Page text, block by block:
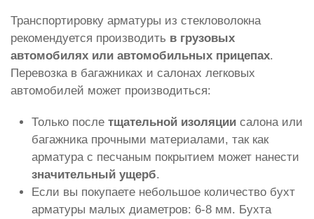
Транспортировку арматуры из стекловолокна
рекомендуется производить в грузовых
автомобилях или автомобильных прицепах.
Перевозка в багажниках и салонах легковых
автомобилей может производиться:
Только после тщательной изоляции салона или
багажника прочными материалами, так как
арматура с песчаным покрытием может нанести
значительный ущерб.
Если вы покупаете небольшое количество бухт
арматуры малых диаметров: 6-8 мм. Бухта